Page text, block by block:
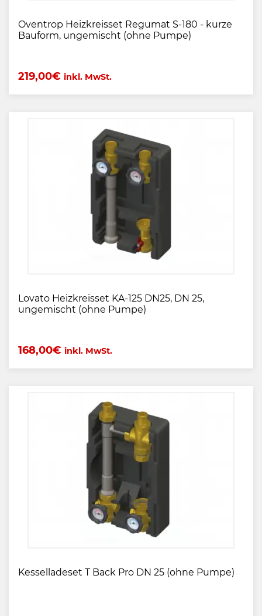
Oventrop Heizkreisset Regumat S-180 - kurze
Bauform, ungemischt (ohne Pumpe)
219,00€ inkl. MwSt.
Lovato Heizkreisset KA-125 DN25, DN 25,
ungemischt (ohne Pumpe)
168,00€ inkl. MwSt.
Kesselladeset T Back Pro DN 25 (ohne Pumpe)